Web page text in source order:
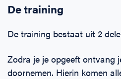
De training
De training bestaat uit 2
Zodra je je opgeeft ontvang
doornemen. Hierin komen